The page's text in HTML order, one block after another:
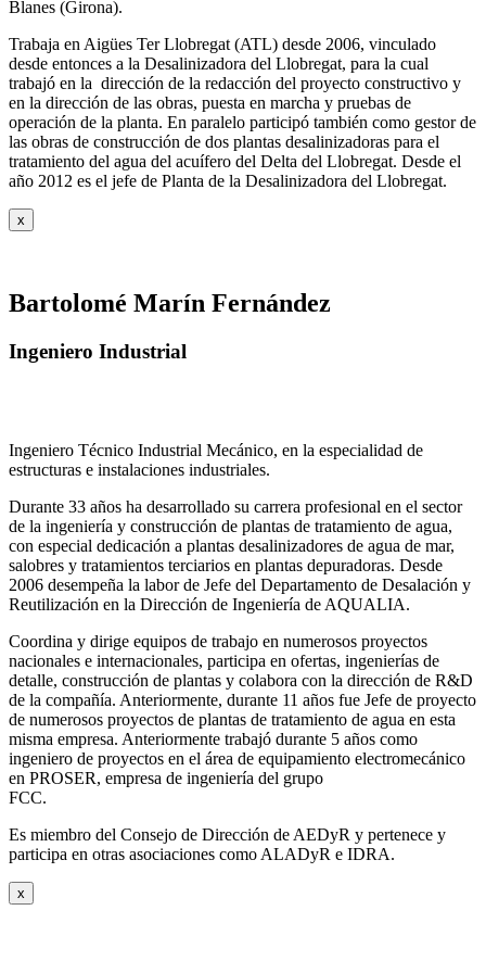
Blanes (Girona).
Trabaja en Aigües Ter Llobregat (ATL) desde 2006, vinculado
desde entonces a la Desalinizadora del Llobregat, para la cual
trabajó en la dirección de la redacción del proyecto constructivo y
en la dirección de las obras, puesta en marcha y pruebas de
operación de la planta. En paralelo participó también como gestor de
las obras de construcción de dos plantas desalinizadoras para el
tratamiento del agua del acuífero del Delta del Llobregat. Desde el
año 2012 es el jefe de Planta de la Desalinizadora del Llobregat.
x
Bartolomé Marín Fernández
Ingeniero Industrial
Ingeniero Técnico Industrial Mecánico, en la especialidad de
estructuras e instalaciones industriales.
Durante 33 años ha desarrollado su carrera profesional en el sector
de la ingeniería y construcción de plantas de tratamiento de agua,
con especial dedicación a plantas desalinizadores de agua de mar,
salobres y tratamientos terciarios en plantas depuradoras. Desde
2006 desempeña la labor de Jefe del Departamento de Desalación y
Reutilización en la Dirección de Ingeniería de AQUALIA.
Coordina y dirige equipos de trabajo en numerosos proyectos
nacionales e internacionales, participa en ofertas, ingenierías de
detalle, construcción de plantas y colabora con la dirección de R&D
de la compañía. Anteriormente, durante 11 años fue Jefe de proyecto
de numerosos proyectos de plantas de tratamiento de agua en esta
misma empresa. Anteriormente trabajó durante 5 años como
ingeniero de proyectos en el área de equipamiento electromecánico
en PROSER, empresa de ingeniería del grupo
FCC.
Es miembro del Consejo de Dirección de AEDyR y pertenece y
participa en otras asociaciones como ALADyR e IDRA.
x